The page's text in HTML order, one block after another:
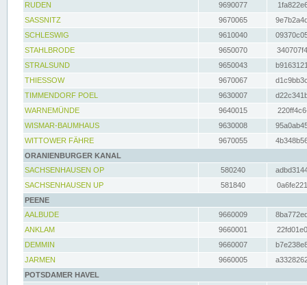
RUDEN
9690077
SASSNITZ
9670065
SCHLESWIG
9610040
STAHLBRODE
9650070
STRALSUND
9650043
THIESSOW
9670067
TIMMENDORF POEL
9630007
WARNEMÜNDE
9640015
WISMAR-BAUMHAUS
9630008
WITTOWER FÄHRE
9670055
ORANIENBURGER KANAL
SACHSENHAUSEN OP
580240
SACHSENHAUSEN UP
581840
PEENE
AALBUDE
9660009
ANKLAM
9660001
DEMMIN
9660007
JARMEN
9660005
POTSDAMER HAVEL